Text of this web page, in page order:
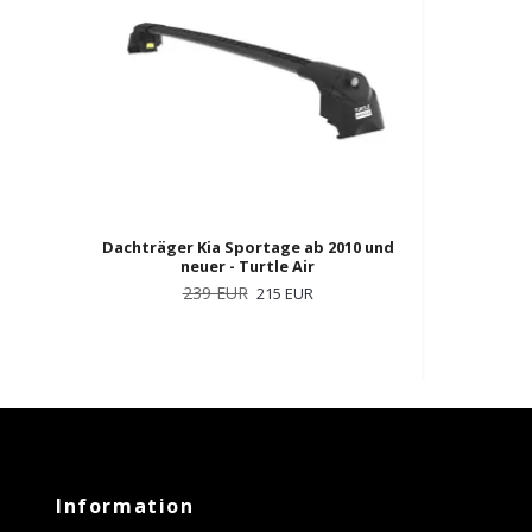
Dachträger Kia Sportage ab 2010 und
neuer - Turtle Air
239 EUR 215 EUR
Information